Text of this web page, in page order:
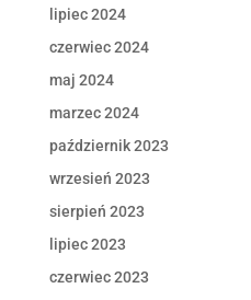
lipiec 2024
czerwiec 2024
maj 2024
marzec 2024
październik 2023
wrzesień 2023
sierpień 2023
lipiec 2023
czerwiec 2023